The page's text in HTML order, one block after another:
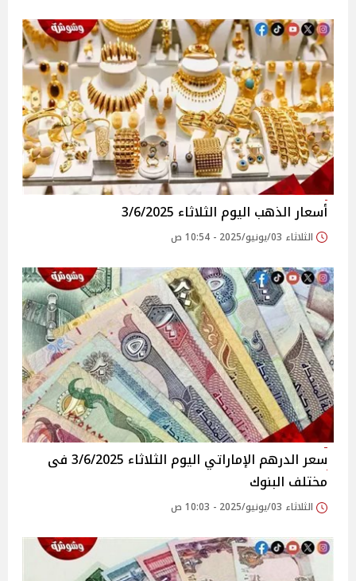
أسعار الذهب اليوم الثلاثاء 3/6/2025
الثلاثاء 03/يونيو/2025 - 10:54 ص
سعر الدرهم الإماراتي اليوم الثلاثاء 3/6/2025 فى
مختلف البنوك
الثلاثاء 03/يونيو/2025 - 10:03 ص